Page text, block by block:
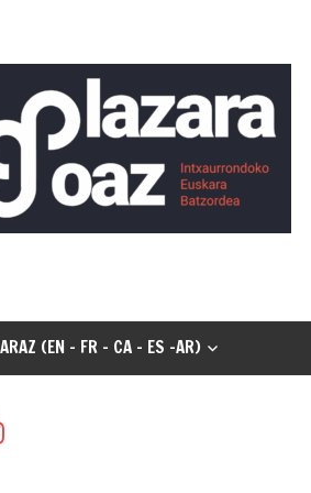
(EN - FR - CA - ES -AR)